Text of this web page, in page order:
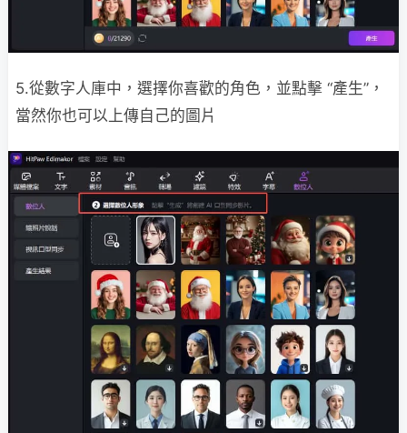
5.從數字人庫中，選擇你喜歡的角色，並點擊 “產生”，
當然你也可以上傳自己的圖片